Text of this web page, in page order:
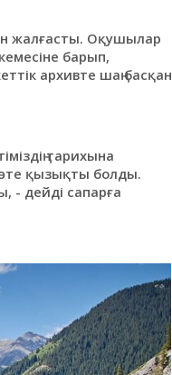
жалғасты. Оқушылар
барып,
архивте шаң басқан
тарихына
өте қызықты болды.
- дейді сапарға